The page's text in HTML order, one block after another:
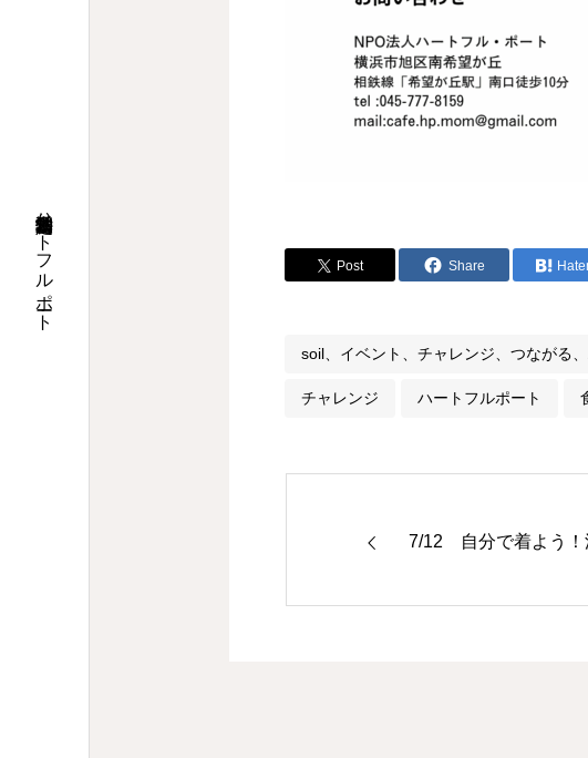
特定非営利活動法人ハートフルポート Post Share
soil、イベント、チャレンジ、つながる
チャレンジ ハートフルポート
7/12 自分で着よう！